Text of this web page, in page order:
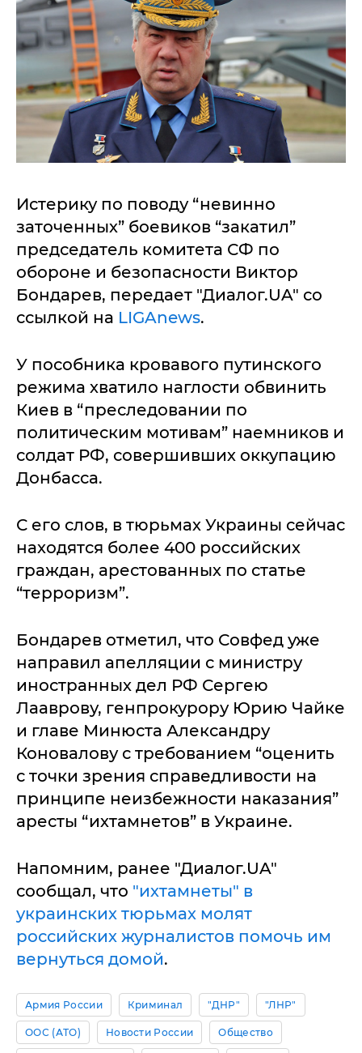
Истерику по поводу “невинно
заточенных” боевиков “закатил”
председатель комитета СФ по
обороне и безопасности Виктор
Бондарев, передает "Диалог.UA" со
ссылкой на LIGAnews.
У пособника кровавого путинского
режима хватило наглости обвинить
Киев в “преследовании по
политическим мотивам” наемников и
солдат РФ, совершивших оккупацию
Донбасса.
С его слов, в тюрьмах Украины сейчас
находятся более 400 российских
граждан, арестованных по статье
“терроризм”.
Бондарев отметил, что Совфед уже
направил апелляции с министру
иностранных дел РФ Сергею
Лааврову, генпрокурору Юрию Чайке
и главе Минюста Александру
Коновалову с требованием “оценить
с точки зрения справедливости на
принципе неизбежности наказания”
аресты “ихтамнетов” в Украине.
Напомним, ранее "Диалог.UA"
сообщал, что "ихтамнеты" в
украинских тюрьмах молят
российских журналистов помочь им
вернуться домой.
Армия России Криминал "ДНР" "ЛНР"
ООС (АТО) Новости России Общество